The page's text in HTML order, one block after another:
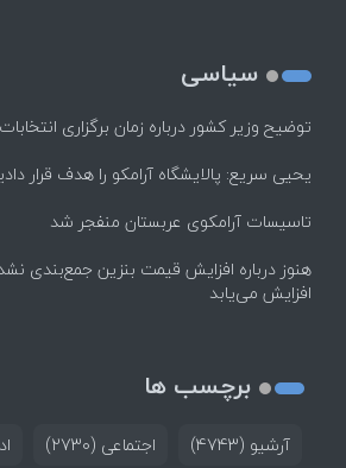
سیاسی
توضیح وزیر کشور درباره زمان برگزاری
یحیی سریع: پالایشگاه آرامکو را هدف قرار
تاسیسات آرامکوی عربستان منفجر شد
هنوز درباره افزایش قیمت بنزین جمع‌بندی
افزایش می‌یابد
برچسب ها
آرشیو (4743) اجتماعی (2730)